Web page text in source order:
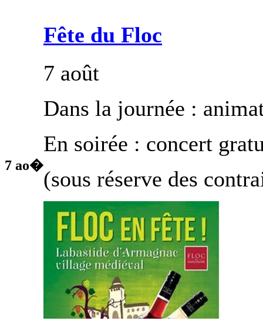
7 ao�
Fête du Floc
7 août
Dans la journée :
En soirée : concert
(sous réserve des